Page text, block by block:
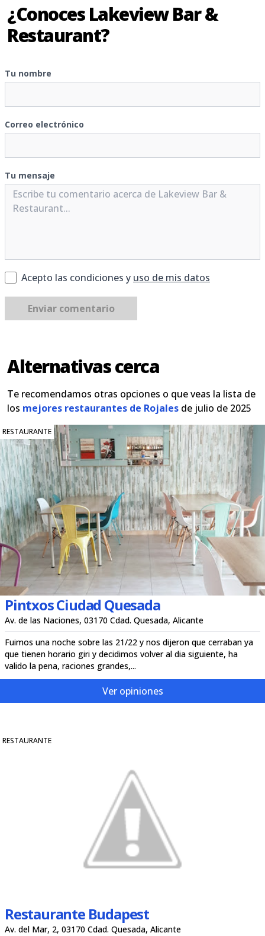
¿Conoces Lakeview Bar &
Restaurant?
Tu nombre
Correo electrónico
Tu mensaje
Acepto las condiciones y uso de mis datos
Enviar comentario
Alternativas cerca
Te recomendamos otras opciones o que veas la lista de
los mejores restaurantes de Rojales de julio de 2025
RESTAURANTE
Pintxos Ciudad Quesada
Av. de las Naciones, 03170 Cdad. Quesada, Alicante
Fuimos una noche sobre las 21/22 y nos dijeron que cerraban ya
que tienen horario giri y decidimos volver al dia siguiente, ha
valido la pena, raciones grandes,...
Ver opiniones
RESTAURANTE
Restaurante Budapest
Av. del Mar, 2, 03170 Cdad. Quesada, Alicante